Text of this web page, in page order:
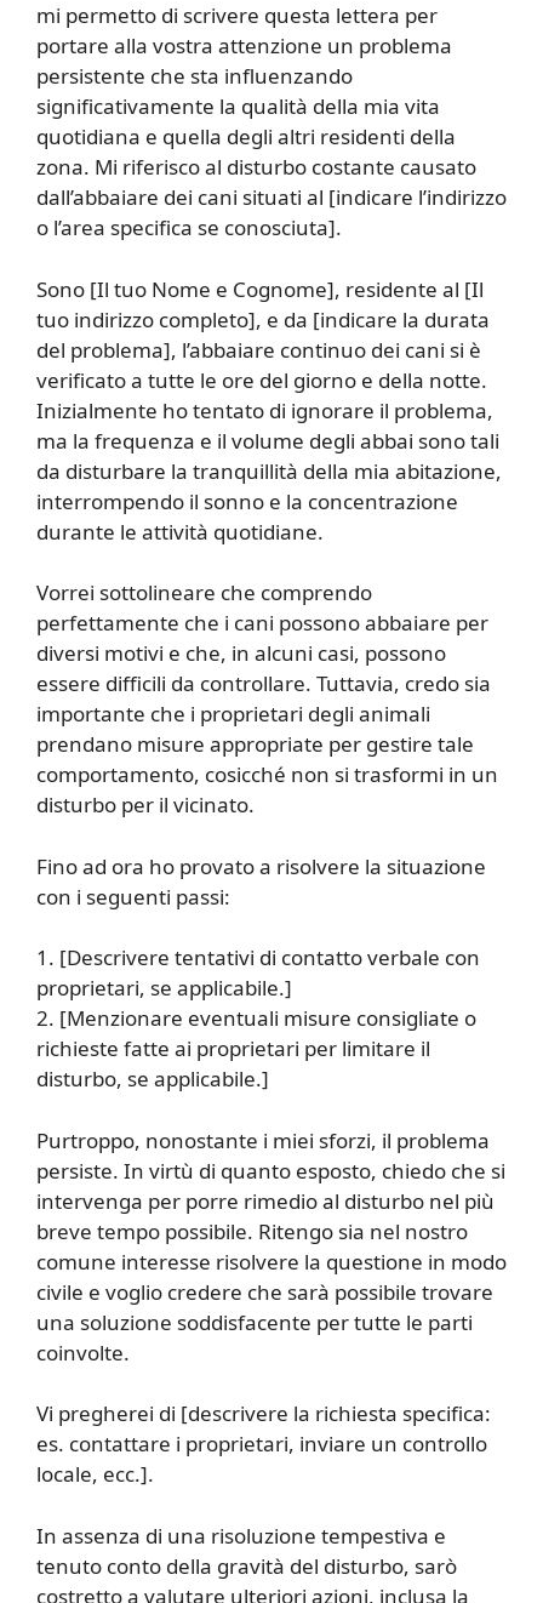
mi permetto di scrivere questa lettera per
portare alla vostra attenzione un problema
persistente che sta influenzando
significativamente la qualità della mia vita
quotidiana e quella degli altri residenti della
zona. Mi riferisco al disturbo costante causato
dall’abbaiare dei cani situati al [indicare l’indirizzo
o l’area specifica se conosciuta].
Sono [Il tuo Nome e Cognome], residente al [Il
tuo indirizzo completo], e da [indicare la durata
del problema], l’abbaiare continuo dei cani si è
verificato a tutte le ore del giorno e della notte.
Inizialmente ho tentato di ignorare il problema,
ma la frequenza e il volume degli abbai sono tali
da disturbare la tranquillità della mia abitazione,
interrompendo il sonno e la concentrazione
durante le attività quotidiane.
Vorrei sottolineare che comprendo
perfettamente che i cani possono abbaiare per
diversi motivi e che, in alcuni casi, possono
essere difficili da controllare. Tuttavia, credo sia
importante che i proprietari degli animali
prendano misure appropriate per gestire tale
comportamento, cosicché non si trasformi in un
disturbo per il vicinato.
Fino ad ora ho provato a risolvere la situazione
con i seguenti passi:
1. [Descrivere tentativi di contatto verbale con
proprietari, se applicabile.]
2. [Menzionare eventuali misure consigliate o
richieste fatte ai proprietari per limitare il
disturbo, se applicabile.]
Purtroppo, nonostante i miei sforzi, il problema
persiste. In virtù di quanto esposto, chiedo che si
intervenga per porre rimedio al disturbo nel più
breve tempo possibile. Ritengo sia nel nostro
comune interesse risolvere la questione in modo
civile e voglio credere che sarà possibile trovare
una soluzione soddisfacente per tutte le parti
coinvolte.
Vi pregherei di [descrivere la richiesta specifica:
es. contattare i proprietari, inviare un controllo
locale, ecc.].
In assenza di una risoluzione tempestiva e
tenuto conto della gravità del disturbo, sarò
costretto a valutare ulteriori azioni, inclusa la